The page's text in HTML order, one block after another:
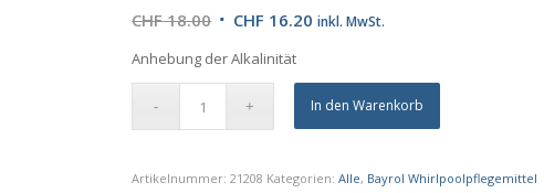
CHF18.00 Ursprünglicher
CHF 18.00
CHF 16.20 Aktueller
CHF 16.20.
inkl. MwSt.
Anhebung der Alkalinität
In den Warenkorb
Artikelnummer:21208 Kategorien:Alle, Bayrol Whirlpoolpflegemittel